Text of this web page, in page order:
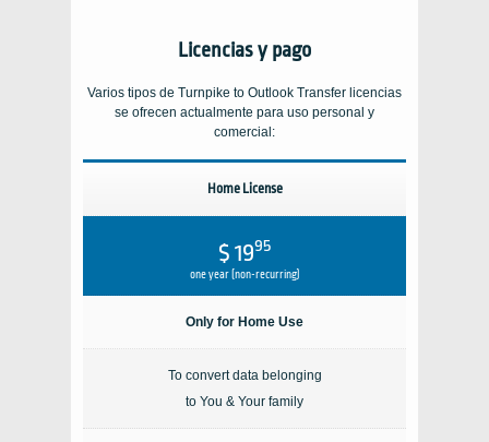
Licencias y pago
Varios tipos de Turnpike to Outlook Transfer licencias
se ofrecen actualmente para uso personal y
comercial:
Home License
$ 1995
one year (non-recurring)
Only for Home Use
To convert data belonging
to You & Your family